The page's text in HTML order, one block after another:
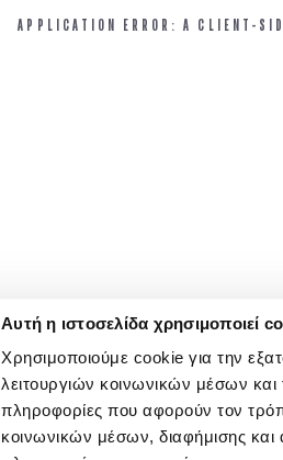
Αυτή η ιστοσελίδα χρησιμοποιεί
Χρησιμοποιούμε cookie για την
λειτουργιών κοινωνικών μέσων
πληροφορίες που αφορούν τον
κοινωνικών μέσων, διαφήμισης
APPLICATION ERROR: A CLIENT-